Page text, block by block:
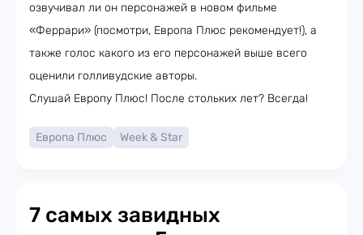
озвучивал ли он персонажей в новом фильме
«Феррари» (посмотри, Европа Плюс рекомендует!), а
также голос какого из его персонажей выше всего
оценили голливудские авторы.
Слушай Европу Плюс! После стольких лет? Всегда!
Европа Плюс Week & Star
7 самых завидных